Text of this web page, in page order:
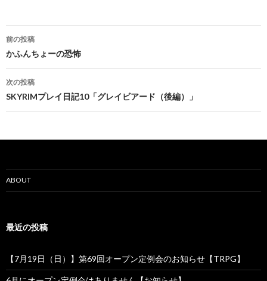
投
稿
ナ
ビ
ー
ョ
前の投稿
かふんちょーの恐怖
次の投稿
SKYRIMプレイ日記10「グレイビアード（後編）」
ABOUT
最近の投稿
【7月19日（日）】第69回オープン定例会のお知らせ【TRPG】